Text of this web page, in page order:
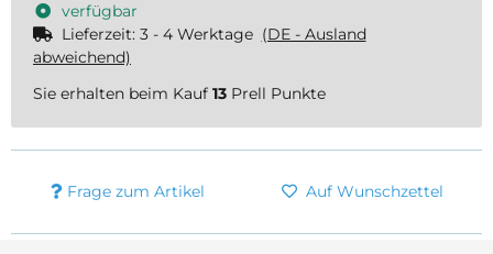
verfügbar
Lieferzeit: 3 - 4 Werktage (DE - Ausland
abweichend)
Sie erhalten beim Kauf 13 Prell Punkte
Frage zum Artikel Auf Wunschzettel